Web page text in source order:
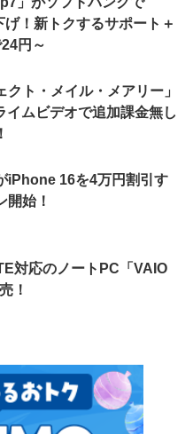
！新トクするサポート＋
円～
クト・メイル・メアリー」
ムビデオで追加課金無し
iPhone 16を4万円割引す
開始！
対応のノートPC「VAIO
！